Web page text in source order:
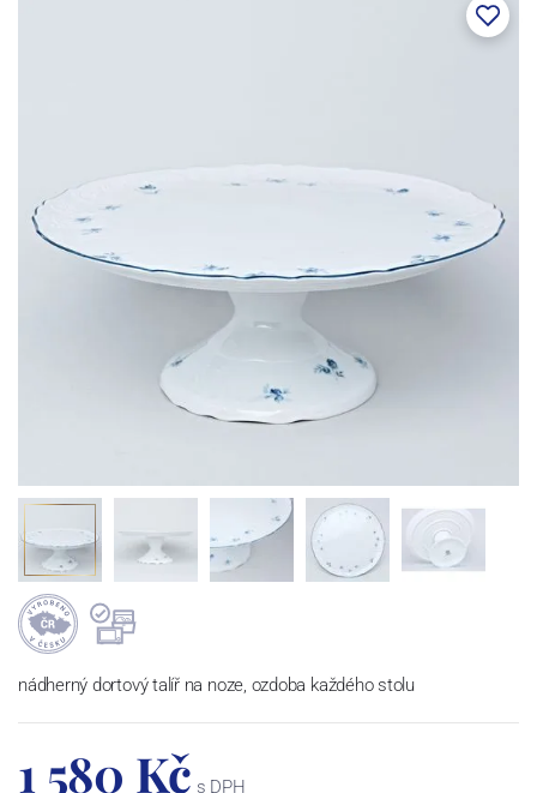
nádherný dortový talíř na noze, ozdoba každého stolu
1 580 Kč s DPH